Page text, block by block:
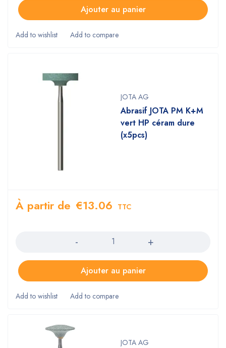
Ajouter au panier
JOTA AG
Abrasif JOTA PM K+M
vert HP céram dure
(x5pcs)
À partir de €13.06 TTC
Ajouter au panier
JOTA AG